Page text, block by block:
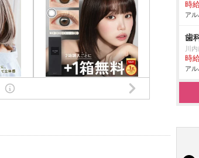
時
ア
歯
川
時
ア